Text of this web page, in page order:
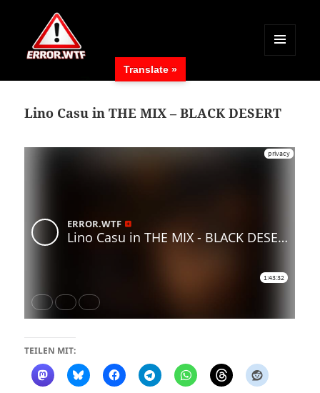
MENÜ
WIDGETS
Lino Casu in THE MIX – BLACK DESERT
TEILEN MIT:
Translate »